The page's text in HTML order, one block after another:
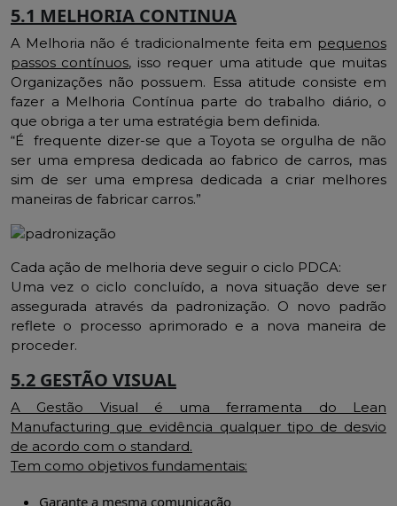
5.1 MELHORIA CONTINUA
A Melhoria não é tradicionalmente feita em pequenos
passos contínuos, isso requer uma atitude que muitas
Organizações não possuem. Essa atitude consiste em
fazer a Melhoria Contínua parte do trabalho diário, o
que obriga a ter uma estratégia bem definida.
“É frequente dizer-se que a Toyota se orgulha de não
ser uma empresa dedicada ao fabrico de carros, mas
sim de ser uma empresa dedicada a criar melhores
maneiras de fabricar carros.”
Cada ação de melhoria deve seguir o ciclo PDCA:
Uma vez o ciclo concluído, a nova situação deve ser
assegurada através da padronização. O novo padrão
reflete o processo aprimorado e a nova maneira de
proceder.
5.2 GESTÃO VISUAL
A Gestão Visual é uma ferramenta do
Lean
Manufacturing que evidência qualquer tipo de desvio
de acordo com o standard.
Tem como objetivos fundamentais:
Garante a mesma comunicação